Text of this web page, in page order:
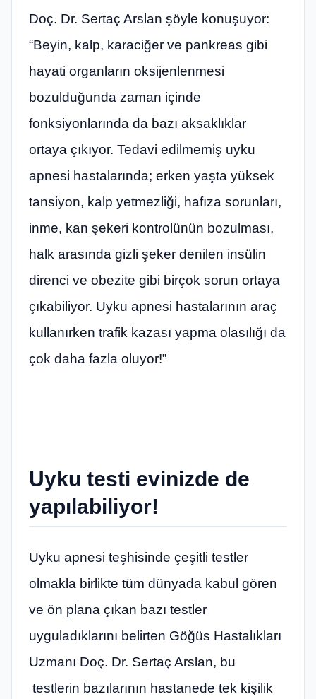
Doç. Dr. Sertaç Arslan şöyle konuşuyor:
“Beyin, kalp, karaciğer ve pankreas gibi
hayati organların oksijenlenmesi
bozulduğunda zaman içinde
fonksiyonlarında da bazı aksaklıklar
ortaya çıkıyor. Tedavi edilmemiş uyku
apnesi hastalarında; erken yaşta yüksek
tansiyon, kalp yetmezliği, hafıza sorunları,
inme, kan şekeri kontrolünün bozulması,
halk arasında gizli şeker denilen insülin
direnci ve obezite gibi birçok sorun ortaya
çıkabiliyor. Uyku apnesi hastalarının araç
kullanırken trafik kazası yapma olasılığı da
çok daha fazla oluyor!”
Uyku testi evinizde de
yapılabiliyor!
Uyku apnesi teşhisinde çeşitli testler
olmakla birlikte tüm dünyada kabul gören
ve ön plana çıkan bazı testler
uyguladıklarını belirten Göğüs Hastalıkları
Uzmanı Doç. Dr. Sertaç Arslan, bu
testlerin bazılarının hastanede tek kişilik